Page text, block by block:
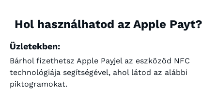
Hol használhatod az Apple Payt?
Üzletekben:
Bárhol fizethetsz Apple Payjel az eszközöd NFC
technológiája segítségével, ahol látod az alábbi
piktogramokat.